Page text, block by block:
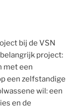
bij de VSN
project:
met een
een zelfstandige
wil: een
en de